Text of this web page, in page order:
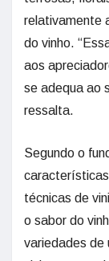
relativamente
do vinho.
aos
se adequa ao
ressalta.
Segundo o
técnicas de
o sabor do
variedades de